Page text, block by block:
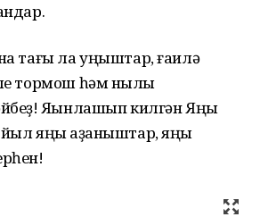
тағы ла уңыштар, ғаилә
тормош һәм ныҡлы
Яҡынлашып килгән Яңы
яңы ҡаҙаныштар, яңы